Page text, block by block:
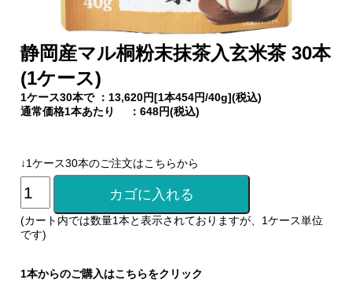
静岡産マル桐粉末抹茶入玄米茶 30本
(1ケース)
1ケース30本で ：13,620円[1本454円/40g](税込)
通常価格1本あたり ：648円(税込)
↓1ケース30本のご注文はこちらから
(カート内では数量1本と表示されておりますが、1ケース単位
です)
1本からのご購入はこちらをクリック